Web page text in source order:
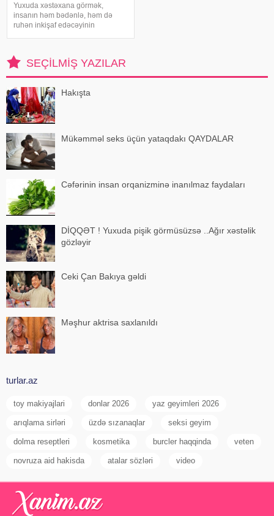
Yuxuda xəstəxana görmək,
insanın həm bədənlə, həm də
ruhən inkişaf edəcəyinin
bütün işləriniz yoluna girər.
Yuxuda xəstə görmək isə iş
yerimnizi dəyişdirməyinizi
SEÇILMIŞ YAZILAR
Hakışta
Mükəmməl seks üçün yataqdakı QAYDALAR
Cəfərinin insan orqanizminə inanılmaz faydaları
DİQQƏT ! Yuxuda pişik görmüsüzsə ..Ağır xəstəlik
gözləyir
Ceki Çan Bakıya gəldi
Məşhur aktrisa saxlanıldı
turlar.az
toy makiyajlari donlar 2026 yaz geyimleri 2026
arıqlama sirləri üzdə sızanaqlar seksi geyim
dolma reseptleri kosmetika burcler haqqinda veten
novruza aid hakisda atalar sözləri video